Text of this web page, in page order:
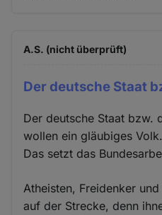
A.S. (nicht überprüft)
Der deutsche Staat
Der deutsche Staat bzw.
wollen ein gläubiges Volk.
Das setzt das
Atheisten, Freidenker
auf der Strecke, denn